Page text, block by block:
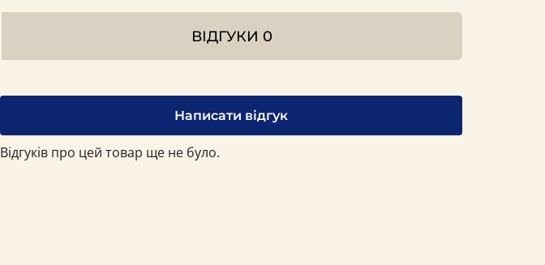
ВІДГУКИ 0
Написати відгук
Відгуків про цей товар ще не було.